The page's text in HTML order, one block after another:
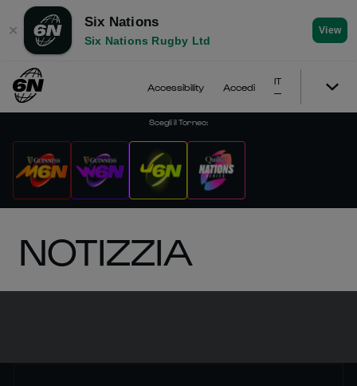
✕
Six Nations
Six Nations Rugby Ltd
View
Accessibility Accedi
IT
Scegli il Torneo:
NOTIZZIA